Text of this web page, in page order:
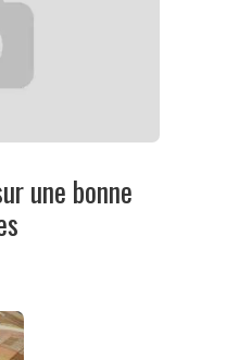
une bonne